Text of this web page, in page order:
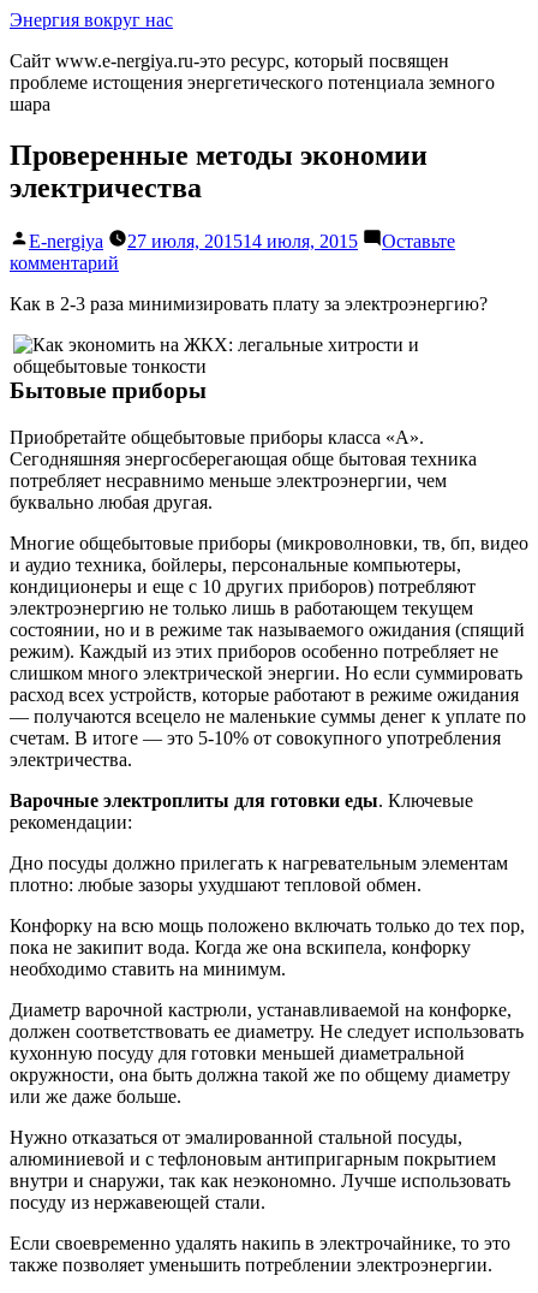
Перейти
содержимому
Энергия вокруг нас
Сайт www.e-nergiya.ru-это ресурс, который посвящен
проблеме истощения энергетического потенциала земного
шара
Проверенные методы экономии
электричества
Написано
автором
E-nergiya 27 июля, 201514 июля, 2015
Оставьте
комментарий
методы
электричества
Как в 2-3 раза минимизировать плату за электроэнергию?
Бытовые приборы
Приобретайте общебытовые приборы класса «А».
Сегодняшняя энергосберегающая обще бытовая техника
потребляет несравнимо меньше электроэнергии, чем
буквально любая другая.
Многие общебытовые приборы (микроволновки, тв, бп, видео
и аудио техника, бойлеры, персональные компьютеры,
кондиционеры и еще с 10 других приборов) потребляют
электроэнергию не только лишь в работающем текущем
состоянии, но и в режиме так называемого ожидания (спящий
режим). Каждый из этих приборов особенно потребляет не
слишком много электрической энергии. Но если суммировать
расход всех устройств, которые работают в режиме ожидания
— получаются всецело не маленькие суммы денег к уплате по
счетам. В итоге — это 5-10% от совокупного употребления
электричества.
Варочные электроплиты для готовки еды. Ключевые
рекомендации:
Дно посуды должно прилегать к нагревательным элементам
плотно: любые зазоры ухудшают тепловой обмен.
Конфорку на всю мощь положено включать только до тех пор,
пока не закипит вода. Когда же она вскипела, конфорку
необходимо ставить на минимум.
Диаметр варочной кастрюли, устанавливаемой на конфорке,
должен соответствовать ее диаметру. Не следует использовать
кухонную посуду для готовки меньшей диаметральной
окружности, она быть должна такой же по общему диаметру
или же даже больше.
Нужно отказаться от эмалированной стальной посуды,
алюминиевой и с тефлоновым антипригарным покрытием
внутри и снаружи, так как неэкономно. Лучше использовать
посуду из нержавеющей стали.
Если своевременно удалять накипь в электрочайнике, то это
также позволяет уменьшить потреблении электроэнергии.